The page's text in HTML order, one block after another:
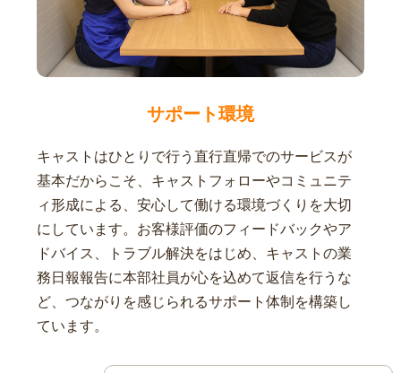
サポート環境
キャストはひとりで行う直行直帰でのサービスが
基本だからこそ、キャストフォローやコミュニテ
ィ形成による、安心して働ける環境づくりを大切
にしています。お客様評価のフィードバックやア
ドバイス、トラブル解決をはじめ、キャストの業
務日報報告に本部社員が心を込めて返信を行うな
ど、つながりを感じられるサポート体制を構築し
ています。